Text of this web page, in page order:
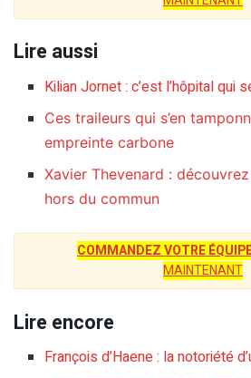
Lire aussi
Kilian Jornet : c’est l’hôpital qui
Ces traileurs qui s’en
empreinte carbone
Xavier Thevenard :
hors du commun
COMMANDEZ VOTRE
MAINTENANT
Lire encore
François d’Haene : la notoriété